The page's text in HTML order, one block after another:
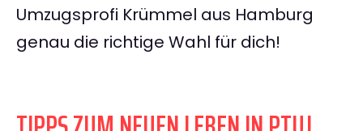
Umzugsprofi Krümmel aus Hamburg
genau die richtige Wahl für dich!